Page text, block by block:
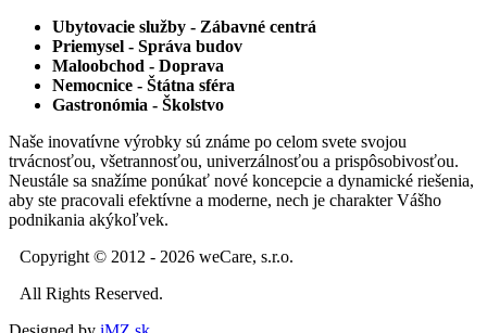
Ubytovacie služby - Zábavné centrá
Priemysel - Správa budov
Maloobchod - Doprava
Nemocnice - Štátna sféra
Gastronómia - Školstvo
Naše inovatívne výrobky sú známe po celom svete svojou
trvácnosťou, všetrannosťou, univerzálnosťou a prispôsobivosťou.
Neustále sa snažíme ponúkať nové koncepcie a dynamické riešenia,
aby ste pracovali efektívne a moderne, nech je charakter Vášho
podnikania akýkoľvek.
Copyright © 2012 - 2026 weCare, s.r.o.
All Rights Reserved.